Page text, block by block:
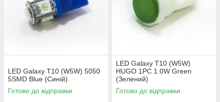
LED Galaxy T10 (W5W) 5050
5SMD Blue (Синій)
Готово до відправки
LED Galaxy T10 (W5W)
HUGO 1PC 1.0W Green
(Зелений)
Готово до відправки